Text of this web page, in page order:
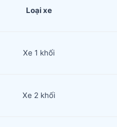
Loại xe
Xe 1 khối
Xe 2 khối